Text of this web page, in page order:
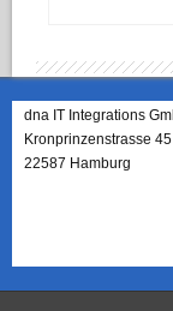
dna IT Integrations
Kronprinzenstrasse 45
22587 Hamburg